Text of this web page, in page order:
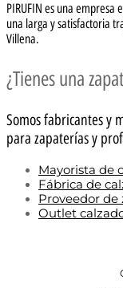
PIRUFIN es una empresa
una larga y satisfactoria
Villena.
¿Tienes una
Somos fabricantes y
para zapaterías y
Mayorista de
Fábrica de
Proveedor de
Outlet